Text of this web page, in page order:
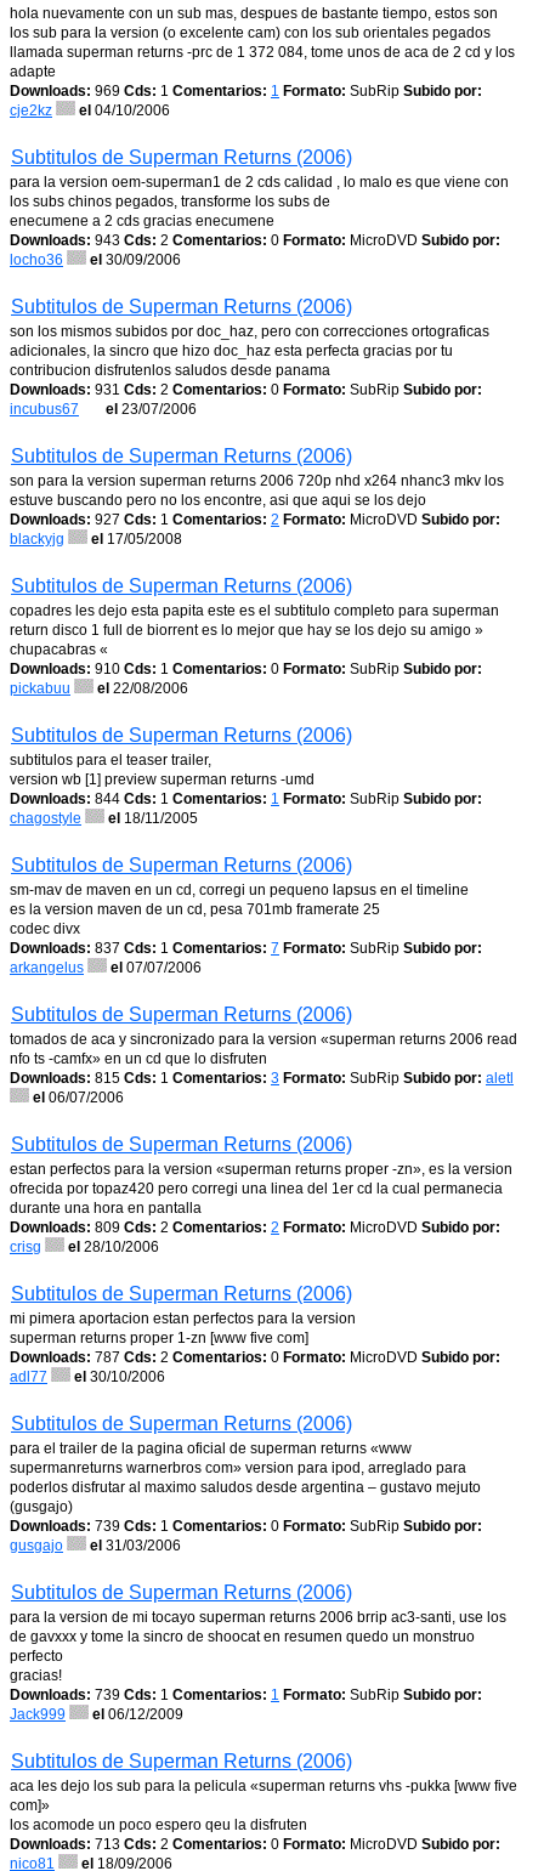
hola nuevamente con un sub mas, despues de bastante tiempo, estos son
los sub para la version (o excelente cam) con los sub orientales pegados
llamada superman returns -prc de 1 372 084, tome unos de aca de 2 cd y los
adapte
Downloads: 969 Cds: 1 Comentarios: 1 Formato: SubRip Subido por:
cje2kz
el 04/10/2006
Subtitulos de Superman Returns (2006)
para la version oem-superman1 de 2 cds calidad , lo malo es que viene con
los subs chinos pegados, transforme los subs de
enecumene a 2 cds gracias enecumene
Downloads: 943 Cds: 2 Comentarios: 0 Formato: MicroDVD Subido por:
locho36
el 30/09/2006
Subtitulos de Superman Returns (2006)
son los mismos subidos por doc_haz, pero con correcciones ortograficas
adicionales, la sincro que hizo doc_haz esta perfecta gracias por tu
contribucion disfrutenlos saludos desde panama
Downloads: 931 Cds: 2 Comentarios: 0 Formato: SubRip Subido por:
incubus67
el 23/07/2006
Subtitulos de Superman Returns (2006)
son para la version superman returns 2006 720p nhd x264 nhanc3 mkv los
estuve buscando pero no los encontre, asi que aqui se los dejo
Downloads: 927 Cds: 1 Comentarios: 2 Formato: MicroDVD Subido por:
blackyjg
el 17/05/2008
Subtitulos de Superman Returns (2006)
copadres les dejo esta papita este es el subtitulo completo para superman
return disco 1 full de biorrent es lo mejor que hay se los dejo su amigo »
chupacabras «
Downloads: 910 Cds: 1 Comentarios: 0 Formato: SubRip Subido por:
pickabuu
el 22/08/2006
Subtitulos de Superman Returns (2006)
subtitulos para el teaser trailer,
version wb [1] preview superman returns -umd
Downloads: 844 Cds: 1 Comentarios: 1 Formato: SubRip Subido por:
chagostyle
el 18/11/2005
Subtitulos de Superman Returns (2006)
sm-mav de maven en un cd, corregi un pequeno lapsus en el timeline
es la version maven de un cd, pesa 701mb framerate 25
codec divx
Downloads: 837 Cds: 1 Comentarios: 7 Formato: SubRip Subido por:
arkangelus
el 07/07/2006
Subtitulos de Superman Returns (2006)
tomados de aca y sincronizado para la version «superman returns 2006 read
nfo ts -camfx» en un cd que lo disfruten
Downloads: 815 Cds: 1 Comentarios: 3 Formato: SubRip Subido por: aletl
el 06/07/2006
Subtitulos de Superman Returns (2006)
estan perfectos para la version «superman returns proper -zn», es la version
ofrecida por topaz420 pero corregi una linea del 1er cd la cual permanecia
durante una hora en pantalla
Downloads: 809 Cds: 2 Comentarios: 2 Formato: MicroDVD Subido por:
crisg
el 28/10/2006
Subtitulos de Superman Returns (2006)
mi pimera aportacion estan perfectos para la version
superman returns proper 1-zn [www five com]
Downloads: 787 Cds: 2 Comentarios: 0 Formato: MicroDVD Subido por:
adl77
el 30/10/2006
Subtitulos de Superman Returns (2006)
para el trailer de la pagina oficial de superman returns «www
supermanreturns warnerbros com» version para ipod, arreglado para
poderlos disfrutar al maximo saludos desde argentina – gustavo mejuto
(gusgajo)
Downloads: 739 Cds: 1 Comentarios: 0 Formato: SubRip Subido por:
gusgajo
el 31/03/2006
Subtitulos de Superman Returns (2006)
para la version de mi tocayo superman returns 2006 brrip ac3-santi, use los
de gavxxx y tome la sincro de shoocat en resumen quedo un monstruo
perfecto
gracias!
Downloads: 739 Cds: 1 Comentarios: 1 Formato: SubRip Subido por:
Jack999
el 06/12/2009
Subtitulos de Superman Returns (2006)
aca les dejo los sub para la pelicula «superman returns vhs -pukka [www five
com]»
los acomode un poco espero qeu la disfruten
Downloads: 713 Cds: 2 Comentarios: 0 Formato: MicroDVD Subido por:
nico81
el 18/09/2006